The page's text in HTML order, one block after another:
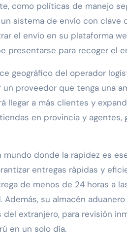
como políticas de manejo
un sistema de envío con clave
el envío en su plataforma
presentarse para recoger el
geográfico del operador
un proveedor que tenga una
llegar a más clientes y
en provincia y agentes,
mundo donde la rapidez es
entregas rápidas y
de menos de 24 horas a
su almacén
extranjero, para revisión
en un solo día.